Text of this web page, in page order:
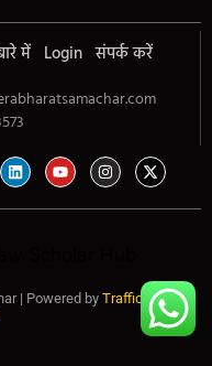
में Login संपर्क करें
| Powered by Traffic Tail